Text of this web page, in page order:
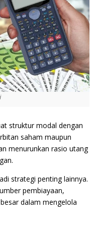
struktur modal dengan
saham maupun
menurunkan rasio utang
strategi penting lainnya.
pembiayaan,
dalam mengelola